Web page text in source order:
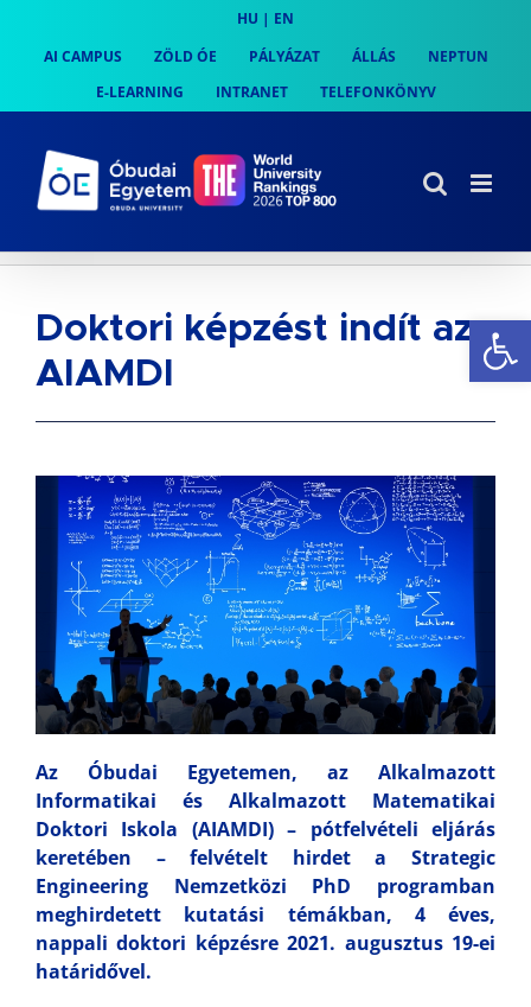
content
HU | EN
AI CAMPUS
ZÖLD ÓE PÁLYÁZAT ÁLLÁS
NEPTUN
E-LEARNING
INTRANET TELEFONKÖNYV
Doktori képzést indít az
AIAMDI
Az Óbudai Egyetemen, az Alkalmazott
Informatikai és Alkalmazott Matematikai
Doktori Iskola (AIAMDI) – pótfelvételi eljárás
keretében – felvételt hirdet a Strategic
Engineering Nemzetközi PhD programban
meghirdetett kutatási témákban, 4 éves,
nappali doktori képzésre 2021. augusztus 19-ei
határidővel.